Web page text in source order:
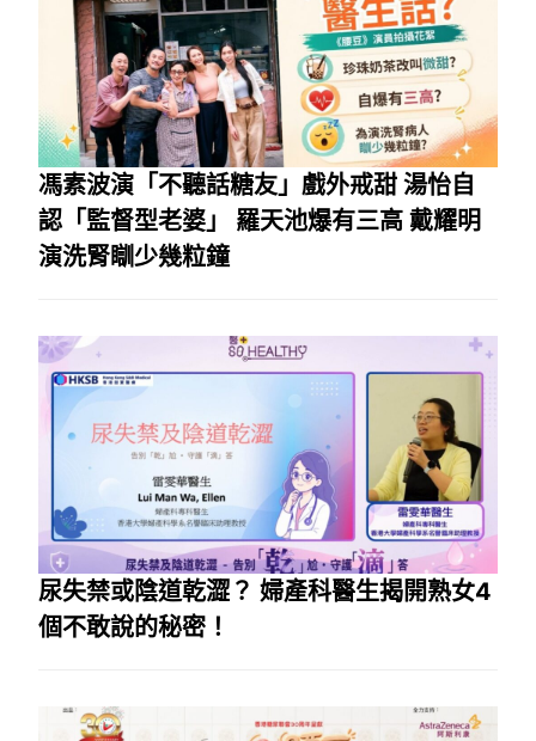
馮素波演「不聽話糖友」戲外戒甜 湯怡自
認「監督型老婆」 羅天池爆有三高 戴耀明
演洗腎瞓少幾粒鐘
尿失禁或陰道乾澀？ 婦產科醫生揭開熟女4
個不敢說的秘密！